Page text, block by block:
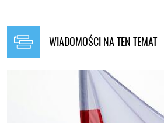
WIADOMOŚCI NA TEN TEMAT